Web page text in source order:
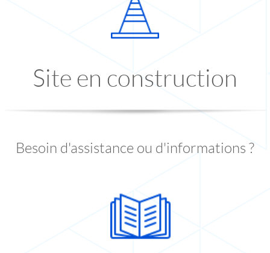
Site en construction
Besoin d'assistance ou d'informations ?